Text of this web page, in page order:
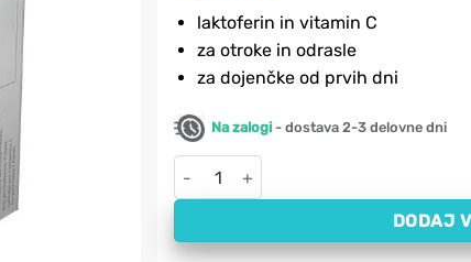
laktoferin in vitamin C
za otroke in odrasle
za dojenčke od prvih dni
Na zalogi - dostava 2-3 delovne dni
Immuneral – laktoferin z vitaminom C
DODAJ